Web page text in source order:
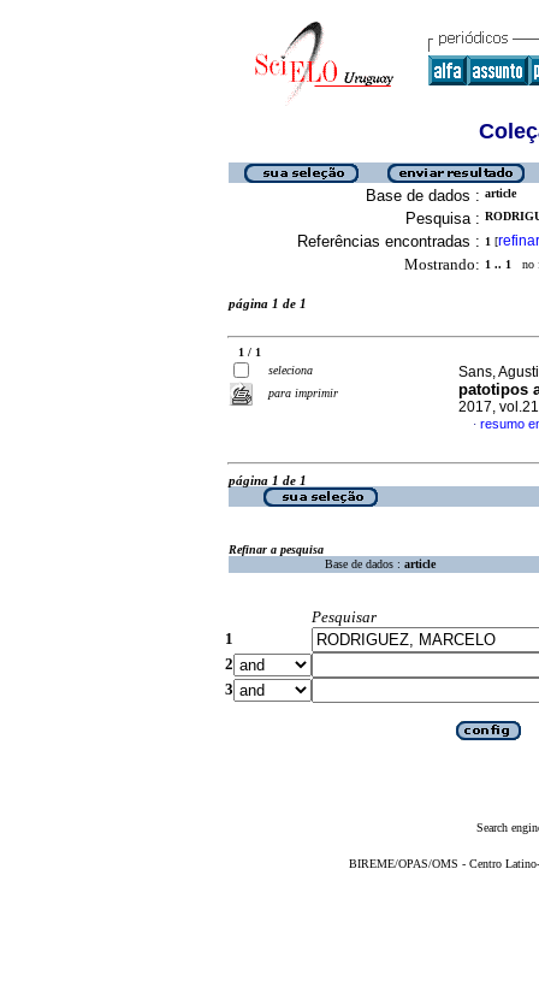
Base de dados : article
Pesquisa :
Referências encontradas : 1 [refinar
Mostrando: 1 .. 1 no
página 1 de 1
1 / 1
seleciona
para imprimir
Sans,
patotipos
2017,
· resumo
página 1 de 1
Refinar a pesquisa
Base de dados : article
Pesquisar
1
2
3
Search
BIREME/OPAS/OMS - Centro Latino-